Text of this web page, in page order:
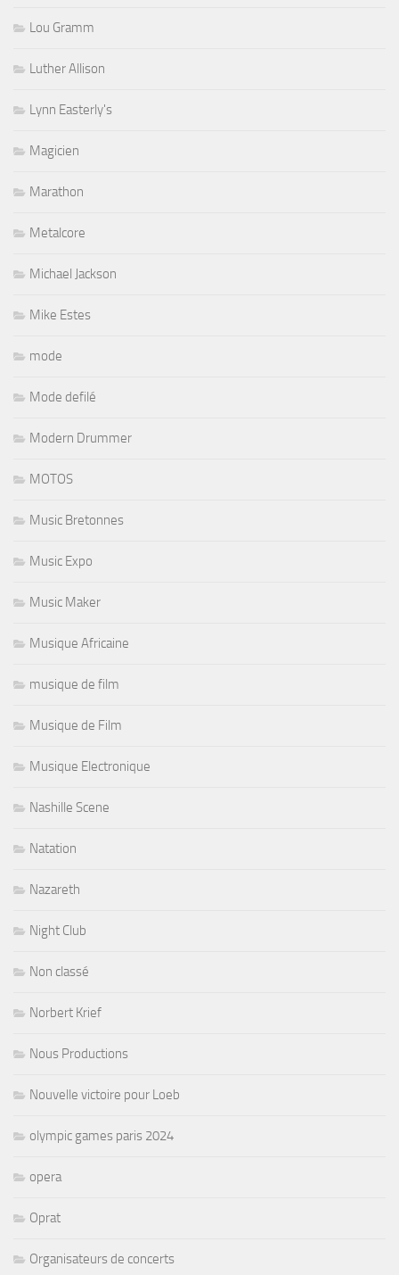
Lou Gramm
Luther Allison
Lynn Easterly's
Magicien
Marathon
Metalcore
Michael Jackson
Mike Estes
mode
Mode defilé
Modern Drummer
MOTOS
Music Bretonnes
Music Expo
Music Maker
Musique Africaine
musique de film
Musique de Film
Musique Electronique
Nashille Scene
Natation
Nazareth
Night Club
Non classé
Norbert Krief
Nous Productions
Nouvelle victoire pour Loeb
olympic games paris 2024
opera
Oprat
Organisateurs de concerts